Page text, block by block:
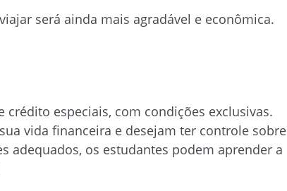
será ainda mais agradável e econômica.
crédito especiais, com condições exclusivas.
vida financeira e desejam ter controle sobre
adequados, os estudantes podem aprender a